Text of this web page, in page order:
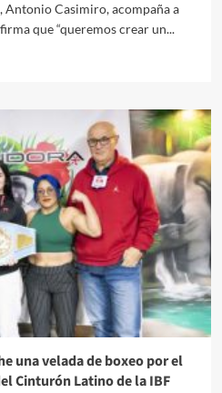
Antonio Casimiro, acompaña a
que “queremos crear un...
una velada de boxeo por el
Cinturón Latino de la IBF